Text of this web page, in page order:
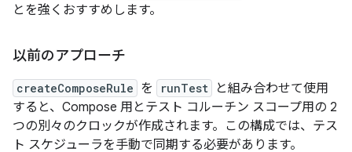
とを強くおすすめします。
以前のアプローチ
createComposeRule を runTest
と組み合わせて使用
すると、Compose 用とテスト コルーチン スコープ用の 2
つの別々のクロックが作成されます。この構成では、テス
ト スケジューラを手動で同期する必要があります。